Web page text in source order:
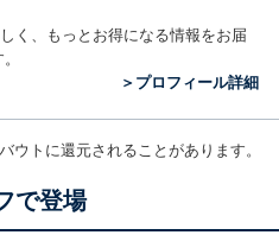
く、もっとお得になる情報をお届
＞プロフィール詳細
トに還元されることがあります。
で登場